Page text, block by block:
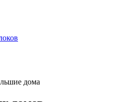
дома